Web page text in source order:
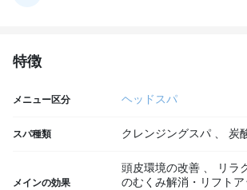
特徴
メニュー区分 ヘッドスパ
スパ種類 クレンジングスパ 、 炭
メインの効果
頭皮環境の改善 、 リラ
のむくみ解消・リフトア